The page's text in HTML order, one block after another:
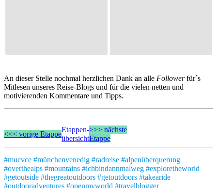
An dieser Stelle nochmal herzlichen Dank an alle Followerfür´s
Mitlesen unseres Reise-Blogs und für die vielen netten und
motivierenden Kommentare und Tipps.
<<< vorige Etappe
Etappen-
übersicht
>>> nächste
Etappe
#mucvce #münchenvenedig #radreise #alpenüberquerung
#overthealps #mountains #ichbindannmalweg #exploretheworld
#getoutside #thegreatoutdoors #getoutdoors #takearide
#outdooradventures #openmyworld #travelblogger